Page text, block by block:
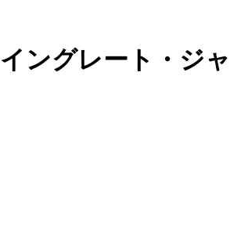
ングレート・ジャ